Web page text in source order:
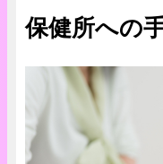
保健所への